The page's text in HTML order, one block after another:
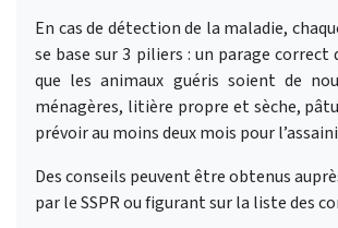
En cas de détection de la maladie,
se base sur 3 piliers : un parage
que les animaux guéris soient de
ménagères, litière propre et sèche,
prévoir au moins deux mois pour
Des conseils peuvent être obtenus
par le SSPR ou figurant sur la liste des